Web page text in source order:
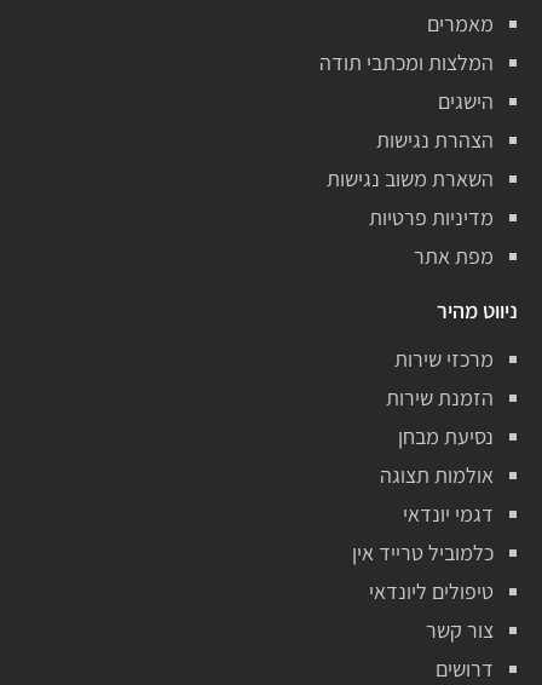
מאמרים
המלצות ומכתבי תודה
הישגים
הצהרת נגישות
השארת משוב נגישות
מדיניות פרטיות
מפת אתר
ניווט מהיר
מרכזי שירות
הזמנת שירות
נסיעת מבחן
אולמות תצוגה
דגמי יונדאי
כלמוביל טרייד אין
טיפולים ליונדאי
צור קשר
דרושים